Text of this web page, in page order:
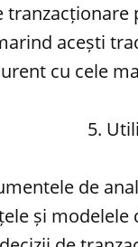
tranzacționare
acești
cu cele
5.
de
și modelele